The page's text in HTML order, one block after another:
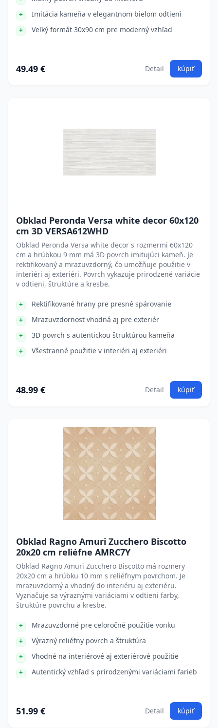
Imitácia kameňa v elegantnom bielom odtieni
Veľký formát 30x90 cm pre moderný vzhľad
49.49 € Detail kúpiť
Obklad Peronda Versa white decor 60x120
cm 3D VERSA612WHD
Obklad Peronda Versa white decor s rozmermi 60x120
cm a hrúbkou 9 mm má 3D povrch imitujúci kameň. Je
rektifikovaný a mrazuvzdorný, čo umožňuje použitie v
interiéri aj exteriéri. Povrch vykazuje prirodzené variácie
v odtieni, štruktúre a kresbe.
Rektifikované hrany pre presné spárovanie
Mrazuvzdornosť vhodná aj pre exteriér
3D povrch s autentickou štruktúrou kameňa
Všestranné použitie v interiéri aj exteriéri
48.99 € Detail kúpiť
Obklad Ragno Amuri Zucchero Biscotto
20x20 cm reliéfne AMRC7Y
Obklad Ragno Amuri Zucchero Biscotto má rozmery
20x20 cm a hrúbku 10 mm s reliéfnym povrchom. Je
mrazuvzdorný a vhodný do interiéru aj exteriéru.
Vyznačuje sa výraznými variáciami v odtieni farby,
štruktúre povrchu a kresbe.
Mrazuvzdorné pre celoročné použitie vonku
Výrazný reliéfny povrch a štruktúra
Vhodné na interiérové aj exteriérové použitie
Autentický vzhľad s prirodzenými variáciami farieb
51.99 € Detail kúpiť